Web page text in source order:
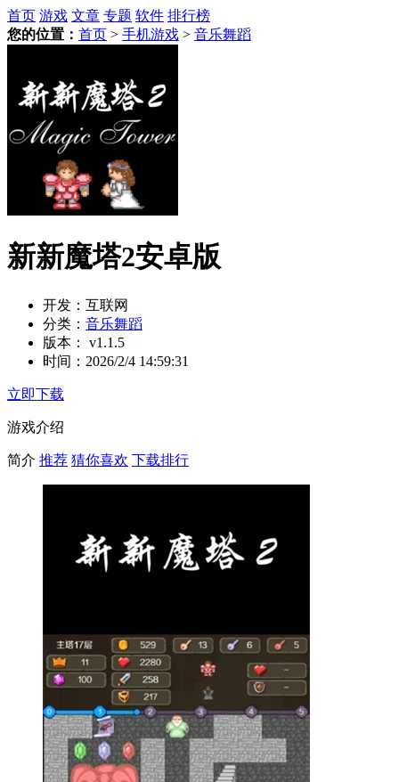
首页 游戏 文章 专题 软件 排行榜
您的位置： 首页 > 手机游戏 > 音乐舞蹈
新新魔塔2安卓版
开发： 互联网
分类： 音乐舞蹈
版本：
v1.1.5
时间： 2026/2/4 14:59:31
立即下载
游戏介绍
简介 推荐 猜你喜欢 下载排行